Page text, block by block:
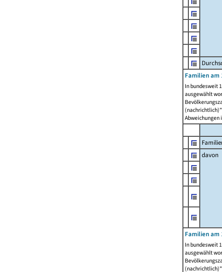
Familien am
In bundesweit
ausgewählt
Abweichungen
davon
Familien am
In bundesweit
ausgewählt